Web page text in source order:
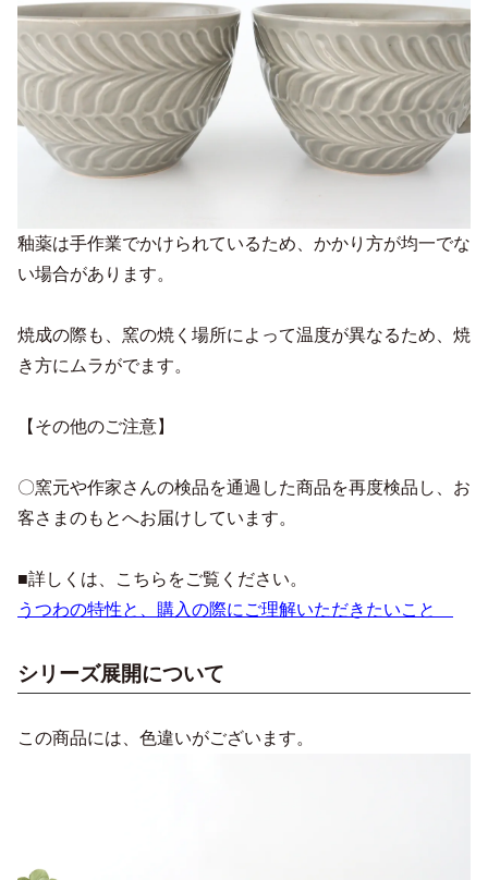
釉薬は手作業でかけられているため、かかり方が均一でな
い場合があります。
焼成の際も、窯の焼く場所によって温度が異なるため、焼
き方にムラがでます。
【その他のご注意】
〇窯元や作家さんの検品を通過した商品を再度検品し、お
客さまのもとへお届けしています。
■詳しくは、こちらをご覧ください。
うつわの特性と、購入の際にご理解いただきたいこと
シリーズ展開について
この商品には、色違いがございます。